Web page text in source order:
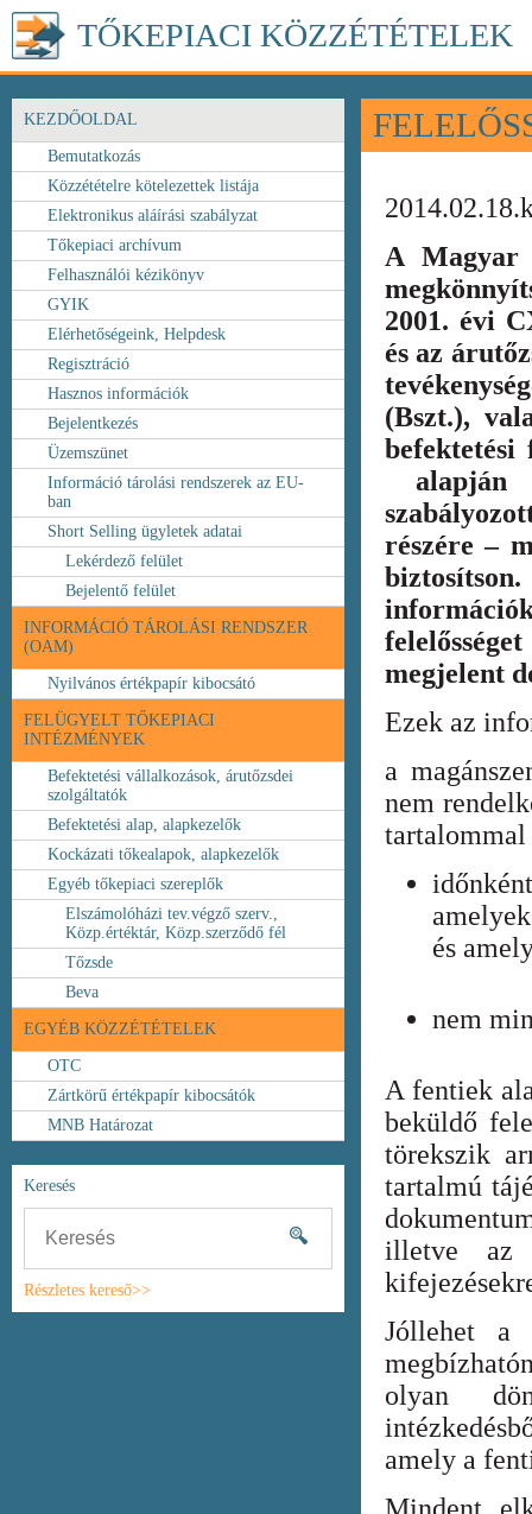
TŐKEPIACI KÖZZÉTÉTELEK
KEZDŐOLDAL
Bemutatkozás
Közzétételre kötelezettek listája
Elektronikus aláírási szabályzat
Tőkepiaci archívum
Felhasználói kézikönyv
GYIK
Elérhetőségeink, Helpdesk
Regisztráció
Hasznos információk
Bejelentkezés
Üzemszünet
Információ tárolási rendszerek az EU-
ban
Short Selling ügyletek adatai
Lekérdező felület
Bejelentő felület
INFORMÁCIÓ TÁROLÁSI RENDSZER
(OAM)
Nyilvános értékpapír kibocsátó
FELÜGYELT TŐKEPIACI
INTÉZMÉNYEK
Befektetési vállalkozások, árutőzsdei
szolgáltatók
Befektetési alap, alapkezelők
Kockázati tőkealapok, alapkezelők
Egyéb tőkepiaci szereplők
Elszámolóházi tev.végző szerv.,
Közp.értéktár, Közp.szerződő fél
Tőzsde
Beva
EGYÉB KÖZZÉTÉTELEK
OTC
Zártkörű értékpapír kibocsátók
MNB Határozat
Keresés
Részletes kereső>>
A Magyar
2001. évi
és az
(Bszt.),
alapján
részére –
megjelent
Ezek az
a
nem
és
nem
A fentiek
beküldő
törekszik
tartalmú
illetve az
Jóllehet a
olyan
amely a